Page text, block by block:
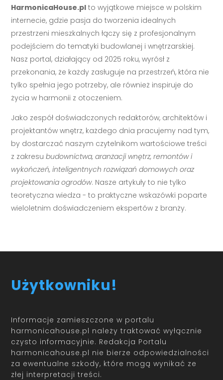
HarmonicaHouse.pl to wyjątkowe miejsce w polskim
internecie, gdzie pasja do tworzenia idealnych
przestrzeni mieszkalnych łączy się z profesjonalnym
podejściem do tematyki budowlanej i wnętrzarskiej.
Nasz portal, działający od 2025 roku, wyrósł z
przekonania, że każdy zasługuje na przestrzeń, która nie
tylko spełnia jego potrzeby, ale również inspiruje do
życia w harmonii z otoczeniem.
Jako zespół doświadczonych redaktorów, architektów i
projektantów wnętrz, każdego dnia pracujemy nad tym,
by dostarczać naszym czytelnikom wartościowe treści
z zakresubudownictwa, aranżacji wnętrz, remontów i
wykończeń, inteligentnych rozwiązań domowych oraz
projektowania ogrodów. Nasze artykuły to nie tylko
teoretyczna wiedza - to praktyczne wskazówki poparte
wieloletnim doświadczeniem ekspertów z branży.
Użytkowniku!
Informacje zamieszczone w portalu
harmonicahouse.pl należy traktować wyłącznie
czysto informacyjnie. Redakcja Portalu
harmonicahouse.pl nie bierze odpowiedzialności
za ewentualne szkody, które mogą wynikać ze
złej interpretacji treści.